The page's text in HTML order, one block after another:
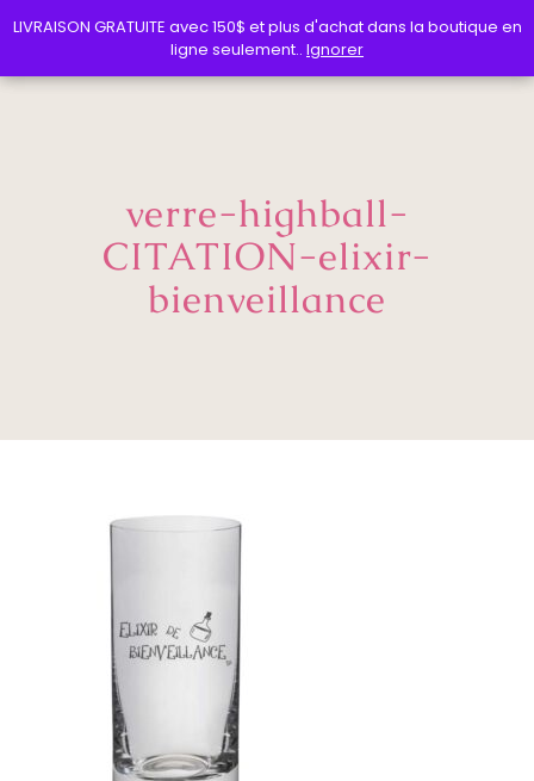
verre-highball-
CITATION-elixir-
bienveillance
LIVRAISON GRATUITE avec 150$ et plus d'achat dans la boutique en
ligne seulement.. Ignorer
LIVRAISON GRATUITE avec 150$ et plus d'achat dans la boutique en
ligne seulement.. Ignorer